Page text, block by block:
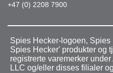
+47 (0) 2208 7900
Spies Hecker-logoen,
Spies Hecker' produkter og
registrerte varemerker
LLC og/eller disses filialer